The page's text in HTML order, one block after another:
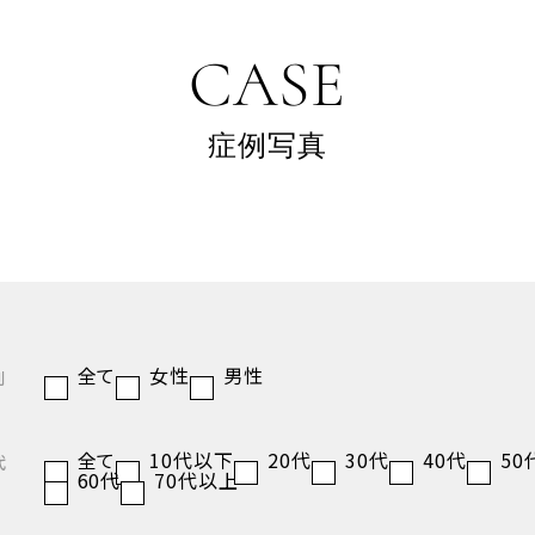
CASE
症例写真
全て 女性 男性
全て 10代以下 20代 30代 40代 50
60代 70代以上